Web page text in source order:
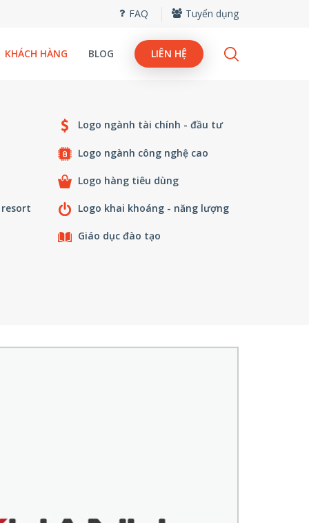
FAQ Tuyển dụng
KHÁCH HÀNG BLOG LIÊN HỆ
Logo ngành tài chính - đầu tư
Logo ngành công nghệ cao
Logo hàng tiêu dùng
Logo khai khoáng - năng lượng
Giáo dục đào tạo